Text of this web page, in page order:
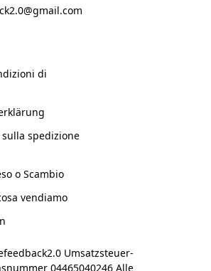
di
spedizione
o Scambio
vendiamo
Umsatzsteuer-
04465040246 Alle